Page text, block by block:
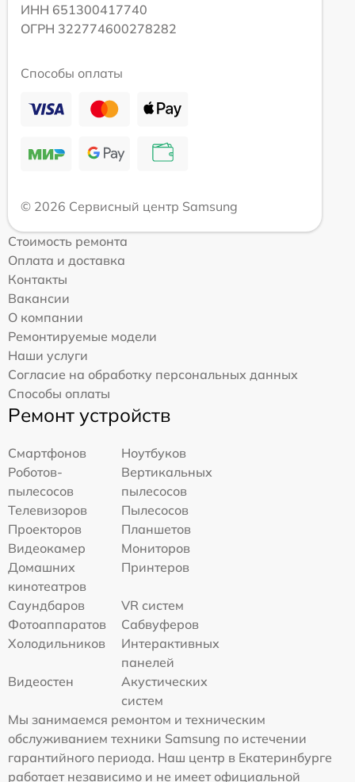
ИНН 651300417740
ОГРН 322774600278282
Способы оплаты
© 2026 Сервисный центр Samsung
Стоимость ремонта
Оплата и доставка
Контакты
Вакансии
О компании
Ремонтируемые модели
Наши услуги
Согласие на обработку персональных данных
Способы оплаты
Ремонт устройств
Смартфонов
Ноутбуков
Роботов-
пылесосов
Вертикальных
пылесосов
Телевизоров
Пылесосов
Проекторов
Планшетов
Видеокамер
Мониторов
Домашних
кинотеатров
Принтеров
Саундбаров
VR систем
Фотоаппаратов
Сабвуферов
Холодильников
Интерактивных
панелей
Видеостен
Акустических
систем
Мы занимаемся ремонтом и техническим
обслуживанием техники Samsung по истечении
гарантийного периода. Наш центр в Екатеринбурге
работает независимо и не имеет официальной